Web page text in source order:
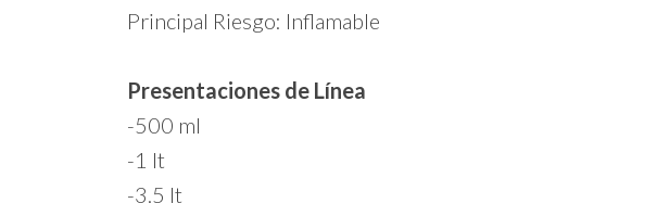
Principal Riesgo: Inflamable
Presentaciones de Línea
-500 ml
-1 lt
-3.5 lt